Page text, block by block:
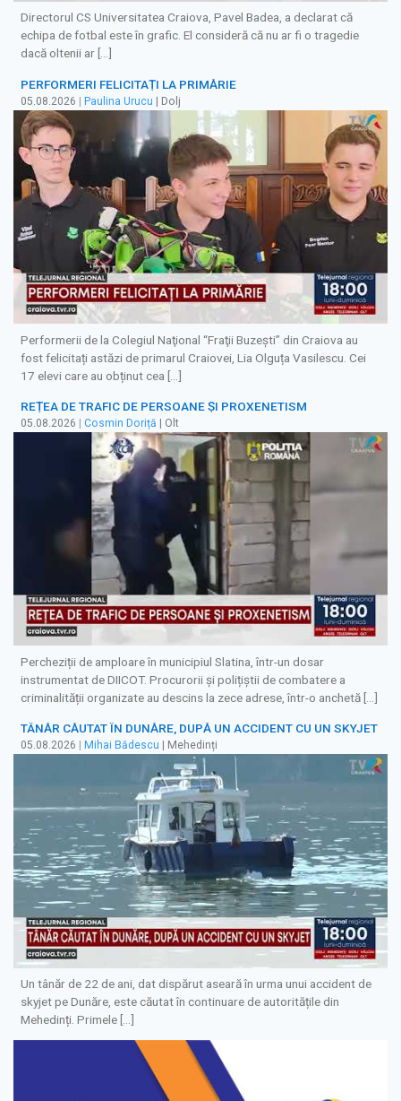
Directorul CS Universitatea Craiova, Pavel Badea, a declarat că
echipa de fotbal este în grafic. El consideră că nu ar fi o tragedie
dacă oltenii ar […]
PERFORMERI FELICITAȚI LA PRIMĂRIE
05.08.2026 | Paulina Urucu | Dolj
Performerii de la Colegiul Naţional “Fraţii Buzeşti” din Craiova au
fost felicitați astăzi de primarul Craiovei, Lia Olguța Vasilescu. Cei
17 elevi care au obținut cea […]
REȚEA DE TRAFIC DE PERSOANE ȘI PROXENETISM
05.08.2026 Cosmin Doriță | Olt
Percheziții de amploare în municipiul Slatina, într-un dosar
instrumentat de DIICOT. Procurorii și polițiștii de combatere a
criminalității organizate au descins la zece adrese, într-o anchetă […]
TÂNĂR CĂUTAT ÎN DUNĂRE, DUPĂ UN ACCIDENT CU UN SKYJET
05.08.2026 Mihai Bădescu | Mehedinți
Un tânăr de 22 de ani, dat dispărut aseară în urma unui accident de
skyjet pe Dunăre, este căutat în continuare de autoritățile din
Mehedinți. Primele […]